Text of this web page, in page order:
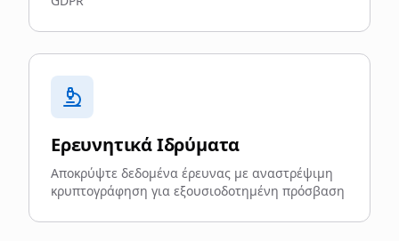
Ερευνητικά Ιδρύματα
Αποκρύψτε δεδομένα έρευνας με αναστρέψιμη
κρυπτογράφηση για εξουσιοδοτημένη πρόσβαση